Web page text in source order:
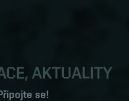
AKTUALITY
se!